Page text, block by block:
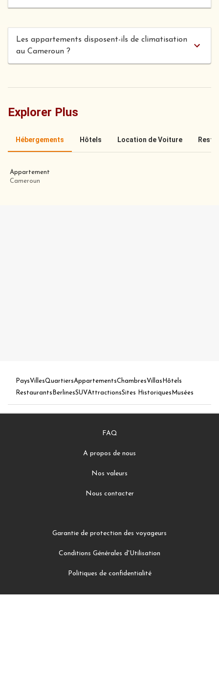
Les appartements disposent-ils de climatisation
au Cameroun ?
Explorer Plus
Hébergements Hôtels Location de Voiture
Appartement
Cameroun
PaysVillesQuartiersAppartementsChambresVillas Hôtels
Restaurants BerlinesSUVAttractionsSites Historiques Musées
FAQ
A propos de nous
Nos valeurs
Nous contacter
Garantie de protection des voyageurs
Conditions Générales d'Utilisation
Politiques de confidentialité